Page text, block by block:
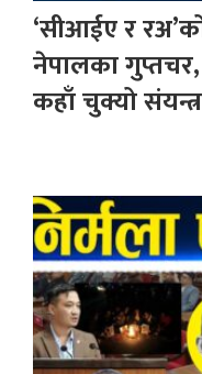
‘सीआईए र
नेपालका
कहाँ चुक्यो